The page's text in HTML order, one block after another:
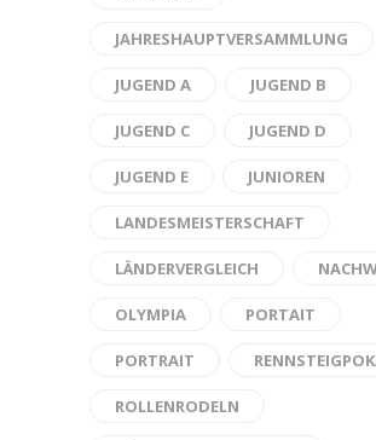
JAHRESHAUPTVERSAMMLUNG
JUGEND A JUGEND B
JUGEND C JUGEND D
JUGEND E JUNIOREN
LANDESMEISTERSCHAFT
LÄNDERVERGLEICH
OLYMPIA PORTAIT
PORTRAIT
ROLLENRODELN